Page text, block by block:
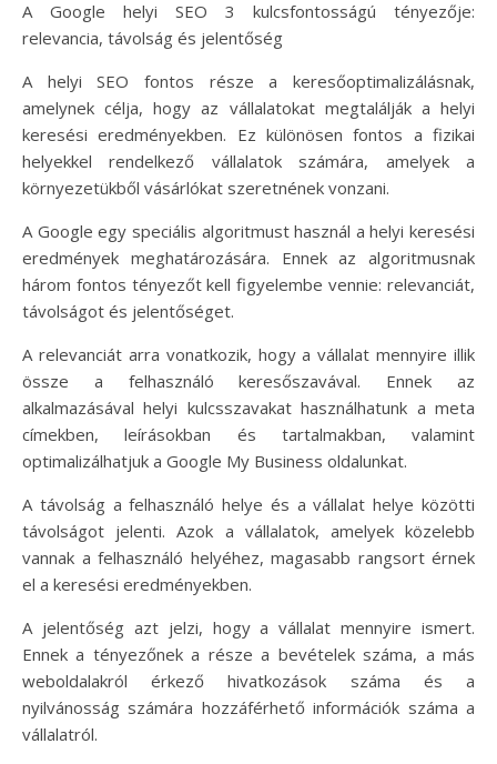
A Google helyi SEO 3 kulcsfontosságú tényezője:
relevancia, távolság és jelentőség
A helyi SEO fontos része a keresőoptimalizálásnak,
amelynek célja, hogy az vállalatokat megtalálják a helyi
keresési eredményekben. Ez különösen fontos a fizikai
helyekkel rendelkező vállalatok számára, amelyek a
környezetükből vásárlókat szeretnének vonzani.
A Google egy speciális algoritmust használ a helyi keresési
eredmények meghatározására. Ennek az algoritmusnak
három fontos tényezőt kell figyelembe vennie: relevanciát,
távolságot és jelentőséget.
A relevanciát arra vonatkozik, hogy a vállalat mennyire illik
össze a felhasználó keresőszavával. Ennek az
alkalmazásával helyi kulcsszavakat használhatunk a meta
címekben, leírásokban és tartalmakban, valamint
optimalizálhatjuk a Google My Business oldalunkat.
A távolság a felhasználó helye és a vállalat helye közötti
távolságot jelenti. Azok a vállalatok, amelyek közelebb
vannak a felhasználó helyéhez, magasabb rangsort érnek
el a keresési eredményekben.
A jelentőség azt jelzi, hogy a vállalat mennyire ismert.
Ennek a tényezőnek a része a bevételek száma, a más
weboldalakról érkező hivatkozások száma és a
nyilvánosság számára hozzáférhető információk száma a
vállalatról.